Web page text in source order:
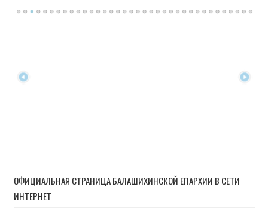
ОФИЦИАЛЬНАЯ СТРАНИЦА БАЛАШИХИНСКОЙ ЕПАРХИИ В СЕТИ
ИНТЕРНЕТ